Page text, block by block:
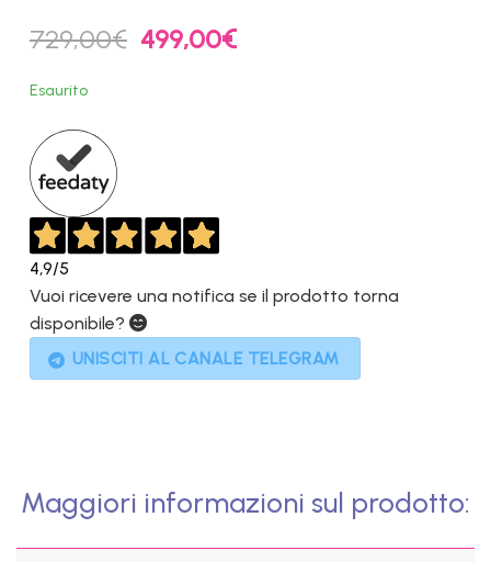
729,00€ Il
prezzo
499,00€Il
Esaurito
4,9/5
Vuoi ricevere una notifica se il prodotto torna
disponibile?
UNISCITI AL CANALE TELEGRAM
Maggiori informazioni sul prodotto: